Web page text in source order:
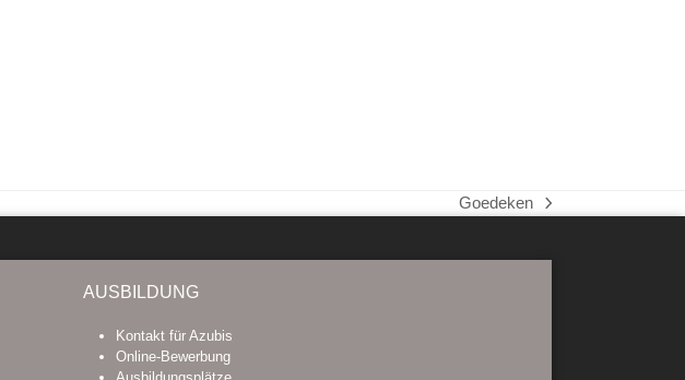
Nächster
Goedeken
AUSBILDUNG
Kontakt für Azubis
Online-Bewerbung